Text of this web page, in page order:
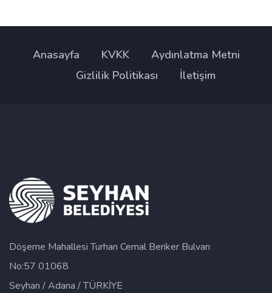
Anasayfa KVKK
Aydınlatma Metni
Gizlilik Politikası
İletişim
Döşeme Mahallesi Turhan Cemal Beriker Bulvarı
No:57 01068
Seyhan / Adana / TÜRKİYE